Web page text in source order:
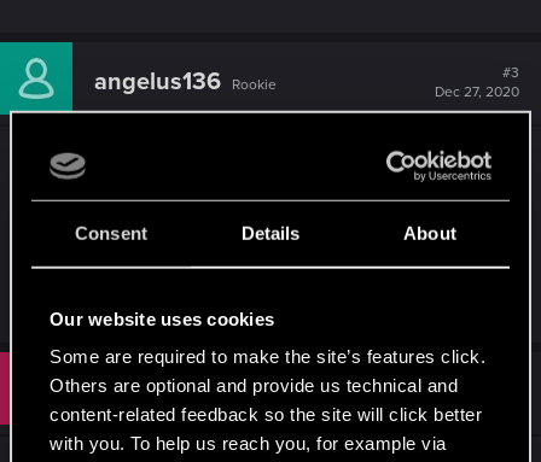
Consent Details About
Our website uses cookies
Some are required to make the site’s features click.
Others are optional and provide us technical and
content-related feedback so the site will click better
with you. To help us reach you, for example via
angelus136 Rookie
#3
Dec 27, 2020
La barre de couleur correspond à la rareté, ce qui
en effet est un doublon sans utilité.
Schirvalla Fresh user